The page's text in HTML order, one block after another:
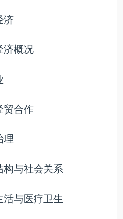
概况
合作
与社会关系
与医疗卫生